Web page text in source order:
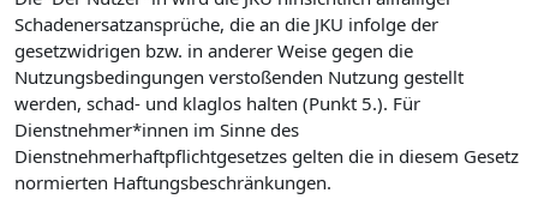
Schadenersatzansprüche, die an die JKU infolge der
gesetzwidrigen bzw. in anderer Weise gegen die
Nutzungsbedingungen verstoßenden Nutzung gestellt
werden, schad- und klaglos halten (Punkt 5.). Für
Dienstnehmer*innen im Sinne des
Dienstnehmerhaftpflichtgesetzes gelten die in diesem Gesetz
normierten Haftungsbeschränkungen.